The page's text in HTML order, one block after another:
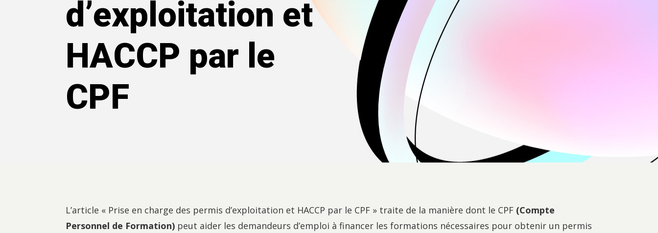
d’exploitation et
HACCP par le
CPF
L’article « Prise en charge des permis d’exploitation et HACCP par le CPF » traite de la manière dont le CPF (Compte
Personnel de Formation) peut aider les demandeurs d’emploi à financer les formations nécessaires pour obtenir un permis